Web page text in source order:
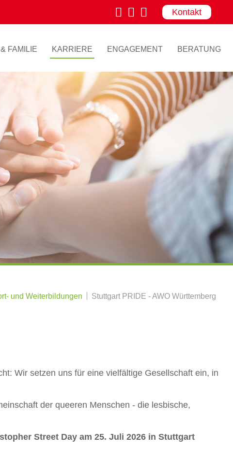
Kontakt
FAMILIE KARRIERE ENGAGEMENT BERATUNG
und Weiterbildungen Stuttgart PRIDE - AWO Württemberg
Wir setzen uns für eine vielfältige Gesellschaft ein, in
der queeren Menschen - die lesbische,
Street Day am 25. Juli 2026 in Stuttgart